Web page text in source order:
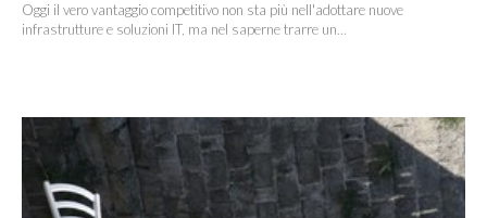
Oggi il vero vantaggio competitivo non sta più nell'adottare nuove
infrastrutture e soluzioni IT, ma nel saperne trarre un...